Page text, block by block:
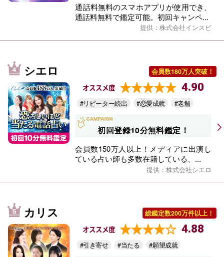
通話料無料のスマホアプリが使用でき、
通話料無料で鑑定可能。初回キャンペ...
提供：株式会社インスピ
シエロ 会員数180万人突破！
オススメ度 4.90
#リピーター続出 #恋愛成就 #老舗
初回登録10分無料鑑定！
会員数150万人以上！メディアに出演し
ている占い師も多数在籍している、...
提供：株式会社シエロ
カリス 総鑑定数200万件以上！
オススメ度 4.88
#引き寄せ #当たる #願望成就